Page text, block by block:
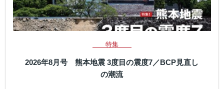
特集
2026年8月号 熊本地震 3度目の震度7／BCP見直し
の潮流